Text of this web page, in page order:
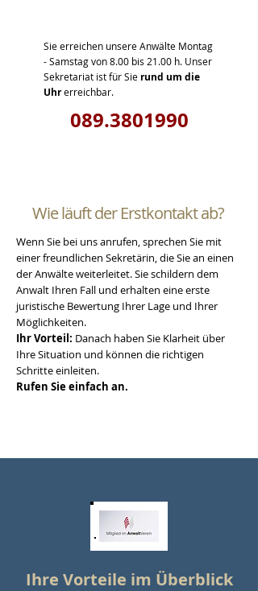
Sie erreichen unsere Anwälte Montag
- Samstag von 8.00 bis 21.00 h. Unser
Sekretariat ist für Sie rund um die
Uhrerreichbar.
089.3801990
Wie läuft der Erstkontakt ab?
Wenn Sie bei uns anrufen, sprechen Sie mit
einer freundlichen Sekretärin, die Sie an einen
der Anwälte weiterleitet. Sie schildern dem
Anwalt Ihren Fall und erhalten eine erste
juristische Bewertung Ihrer Lage und Ihrer
Möglichkeiten.
Ihr Vorteil: Danach haben Sie Klarheit über
Ihre Situation und können die richtigen
Schritte einleiten.
Rufen Sie einfach an.
Ihre Vorteile im Überblick